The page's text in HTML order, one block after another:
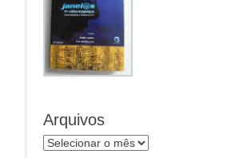
Arquivos
Arquivos